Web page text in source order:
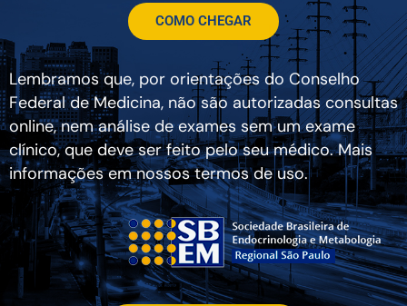
COMO CHEGAR
Lembramos que, por orientações do Conselho
Federal de Medicina, não são autorizadas consultas
online, nem análise de exames sem um exame
clínico, que deve ser feito pelo seu médico. Mais
informações em nossos termos de uso.